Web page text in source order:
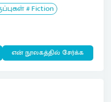
# Fiction
என் நூலகத்தில் சேர்க்க